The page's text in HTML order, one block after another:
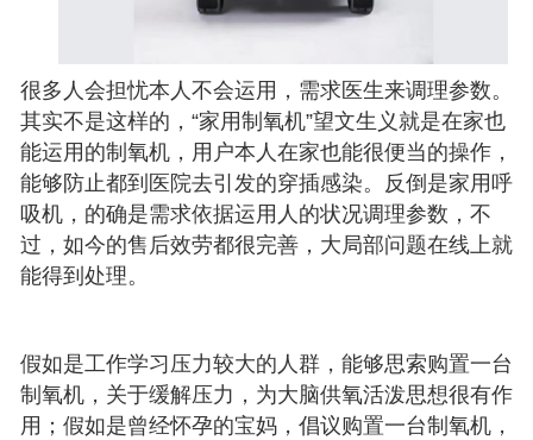
很多人会担忧本人不会运用，需求医生来调理参数。
其实不是这样的，“家用制氧机”望文生义就是在家也
能运用的制氧机，用户本人在家也能很便当的操作，
能够防止都到医院去引发的穿插感染。反倒是家用呼
吸机，的确是需求依据运用人的状况调理参数，不
过，如今的售后效劳都很完善，大局部问题在线上就
能得到处理。
假如是工作学习压力较大的人群，能够思索购置一台
制氧机，关于缓解压力，为大脑供氧活泼思想很有作
用；假如是曾经怀孕的宝妈，倡议购置一台制氧机，